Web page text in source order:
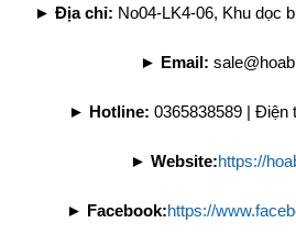
►Địa chỉ: No04-LK4-06, Khu dọc
► Email:
► Hotline: 0365838589 | Điện
► Website:https://
► Facebook:https://